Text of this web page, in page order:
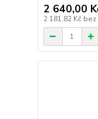
2 640,00
2 181,82 Kč bez